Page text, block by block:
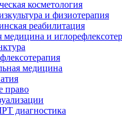
косметология
и физиотерапия
реабилитация
медицина и
медицина
право
диагностика